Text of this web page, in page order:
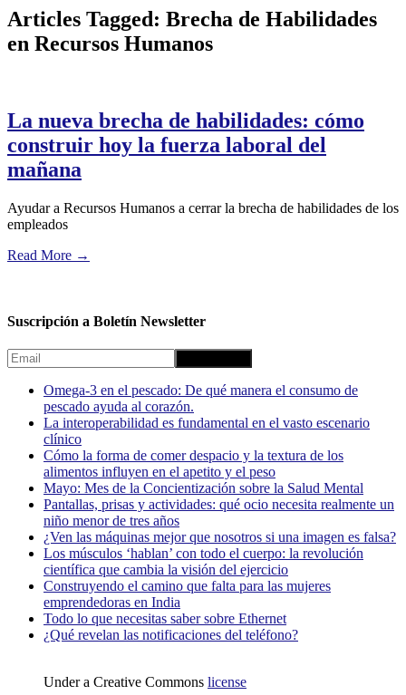
Articles Tagged: Brecha de Habilidades
en Recursos Humanos
La nueva brecha de habilidades: cómo
construir hoy la fuerza laboral del
mañana
Ayudar a Recursos Humanos a cerrar la brecha de habilidades de los
empleados
Read More →
Suscripción a Boletín Newsletter
Omega-3 en el pescado: De qué manera el consumo de
pescado ayuda al corazón.
La interoperabilidad es fundamental en el vasto escenario
clínico
Cómo la forma de comer despacio y la textura de los
alimentos influyen en el apetito y el peso
Mayo: Mes de la Concientización sobre la Salud Mental
Pantallas, prisas y actividades: qué ocio necesita realmente un
niño menor de tres años
¿Ven las máquinas mejor que nosotros si una imagen es falsa?
Los músculos ‘hablan’ con todo el cuerpo: la revolución
científica que cambia la visión del ejercicio
Construyendo el camino que falta para las mujeres
emprendedoras en India
Todo lo que necesitas saber sobre Ethernet
¿Qué revelan las notificaciones del teléfono?
Under a Creative Commons license